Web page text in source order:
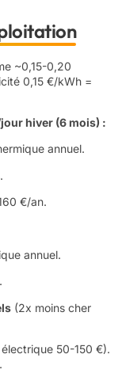
~0,15-0,20
0,15 €/kWh =
hiver (6 mois) :
annuel.
€/an.
annuel.
(2x moins cher
50-150 €).